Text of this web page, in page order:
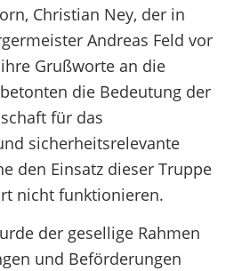
Christian Ney, der in
Andreas Feld vor
Grußworte an die
die Bedeutung der
für das
sicherheitsrelevante
den Einsatz dieser Truppe
nicht funktionieren.
der gesellige Rahmen
und Beförderungen